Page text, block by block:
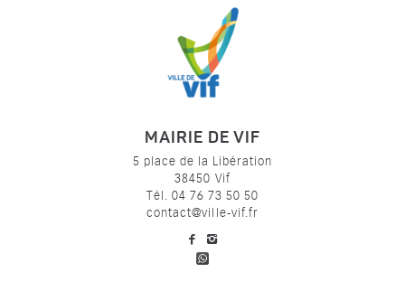
MAIRIE DE VIF
5 place de la Libération
38450 Vif
Tél. 04 76 73 50 50
contact@ville-vif.fr
voir notre page facebook